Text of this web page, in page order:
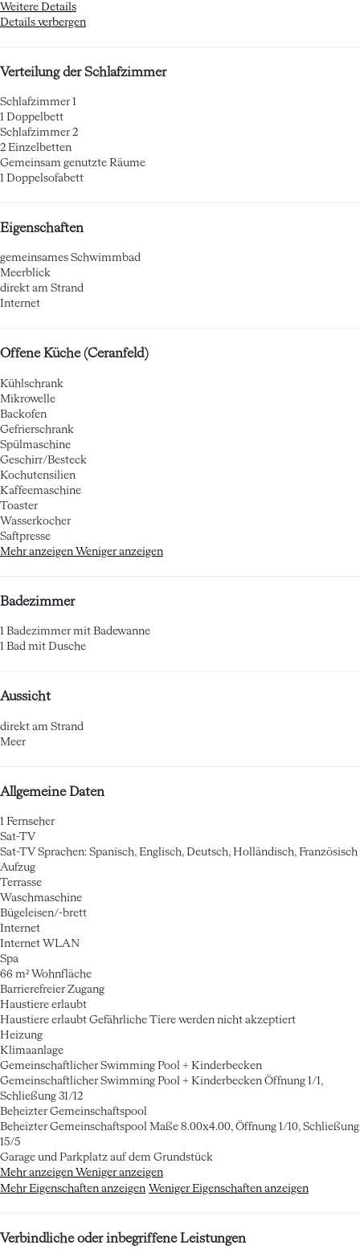
Weitere Details
Details verbergen
Verteilung der Schlafzimmer
Schlafzimmer 1
1 Doppelbett
Schlafzimmer 2
2 Einzelbetten
Gemeinsam genutzte Räume
1 Doppelsofabett
Eigenschaften
gemeinsames Schwimmbad
Meerblick
direkt am Strand
Internet
Offene Küche (Ceranfeld)
Kühlschrank
Mikrowelle
Backofen
Gefrierschrank
Spülmaschine
Geschirr/Besteck
Kochutensilien
Kaffeemaschine
Toaster
Wasserkocher
Saftpresse
Mehr anzeigen Weniger anzeigen
Badezimmer
1 Badezimmer mit Badewanne
1 Bad mit Dusche
Aussicht
direkt am Strand
Meer
Allgemeine Daten
1 Fernseher
Sat-TV
Sat-TV Sprachen: Spanisch, Englisch, Deutsch, Holländisch, Französisch
Aufzug
Terrasse
Waschmaschine
Bügeleisen/-brett
Internet
Internet WLAN
Spa
66 m² Wohnfläche
Barrierefreier Zugang
Haustiere erlaubt
Haustiere erlaubt Gefährliche Tiere werden nicht akzeptiert
Heizung
Klimaanlage
Gemeinschaftlicher Swimming Pool + Kinderbecken
Gemeinschaftlicher Swimming Pool + Kinderbecken Öffnung 1/1,
Schließung 31/12
Beheizter Gemeinschaftspool
Beheizter Gemeinschaftspool Maße 8.00x4.00, Öffnung 1/10, Schließung
15/5
Garage und Parkplatz auf dem Grundstück
Mehr anzeigen Weniger anzeigen
Mehr Eigenschaften anzeigen Weniger Eigenschaften anzeigen
Verbindliche oder inbegriffene Leistungen